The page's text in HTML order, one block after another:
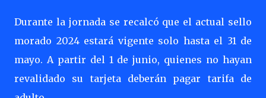
Durante la jornada se recalcó que el actual sello
morado 2024 estará vigente solo hasta el 31 de
mayo. A partir del 1 de junio, quienes no hayan
revalidado su tarjeta deberán pagar tarifa de